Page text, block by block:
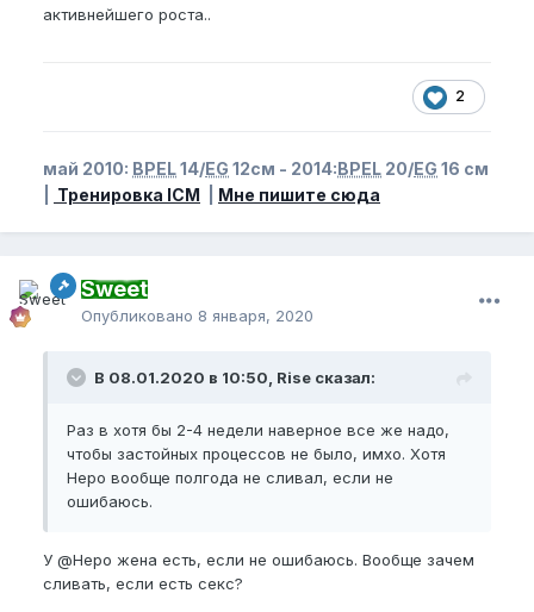
активнейшего роста..
2
май 2010: BPEL14/EG 12см - 2014:BPEL 20/EG 16 см
Тренировка ICM Мне пишите сюда
Sweet
Опубликовано 8 января, 2020
В 08.01.2020 в 10:50, Rise сказал:
Раз в хотя бы 2-4 недели наверное все же надо,
чтобы застойных процессов не было, имхо. Хотя
Неро вообще полгода не сливал, если не
ошибаюсь.
У @Неро жена есть, если не ошибаюсь. Вообще зачем
сливать, если есть секс?